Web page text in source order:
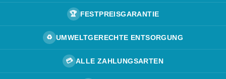
🏆 FESTPREISGARANTIE
♻️ UMWELTGERECHTE ENTSORGUNG
💳 ALLE ZAHLUNGSARTEN